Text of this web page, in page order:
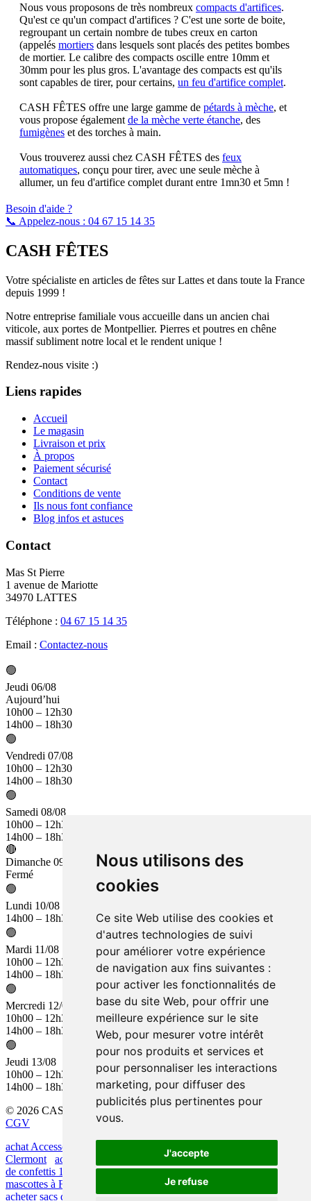
Nous utilisons des
cookies
Ce site Web utilise des cookies et
d'autres technologies de suivi
pour améliorer votre expérience
de navigation aux fins suivantes :
pour activer les fonctionnalités de
base du site Web, pour offrir une
meilleure expérience sur le site
Web, pour mesurer votre intérêt
pour nos produits et services et
pour personnaliser les interactions
marketing, pour diffuser des
publicités plus pertinentes pour
vous.
J'accepte
Je refuse
Nous vous proposons de très nombreux compacts d'artifices.
Qu'est ce qu'un compact d'artifices ? C'est une sorte de boite,
regroupant un certain nombre de tubes creux en carton
(appelés mortiers dans lesquels sont placés des petites bombes
de mortier. Le calibre des compacts oscille entre 10mm et
30mm pour les plus gros. L'avantage des compacts est qu'ils
sont capables de tirer, pour certains, un feu d'artifice complet.
CASH FÊTES offre une large gamme de pétards à mèche, et
vous propose également de la mèche verte étanche, des
fumigènes et des torches à main.
Vous trouverez aussi chez CASH FÊTES des feux
automatiques, conçu pour tirer, avec une seule mèche à
allumer, un feu d'artifice complet durant entre 1mn30 et 5mn !
Besoin d'aide ?
📞 Appelez-nous : 04 67 15 14 35
CASH FÊTES
Votre spécialiste en articles de fêtes sur Lattes et dans toute la France
depuis 1999 !
Notre entreprise familiale vous accueille dans un ancien chai
viticole, aux portes de Montpellier. Pierres et poutres en chêne
massif subliment notre local et le rendent unique !
Rendez-nous visite :)
Liens rapides
Accueil
Le magasin
Livraison et prix
À propos
Paiement sécurisé
Contact
Conditions de vente
Ils nous font confiance
Blog infos et astuces
Contact
Mas St Pierre
1 avenue de Mariotte
34970 LATTES
Téléphone : 04 67 15 14 35
Email : Contactez-nous
🟢
Jeudi 06/08
Aujourd’hui
10h00 – 12h30
14h00 – 18h30
🟢
Vendredi 07/08
10h00 – 12h30
14h00 – 18h30
🟢
Samedi 08/08
10h00 – 12h30
14h00 – 18h30
🔴
Dimanche 09/08
Fermé
🟢
Lundi 10/08
14h00 – 18h30
🟢
Mardi 11/08
10h00 – 12h30
14h00 – 18h30
🟢
Mercredi 12/08
10h00 – 12h30
14h00 – 18h30
🟢
Jeudi 13/08
10h00 – 12h30
14h00 – 18h30
© 2026 CASH FÊTES. Tous droits réservés.
Mentions légales
CGV
achat Accessoires fêtes de Bayonne à Béziers
Clermont
achat Accessoires fêtes de Bayonne à Nice
de confettis 10kg à Marseille
vente feux d'artifices à Sète
vente
mascottes à Frontignan
achat maquillage halloween à Grenoble
acheter sacs de confettis 10kg à Le Pontet
acheter mascottes à